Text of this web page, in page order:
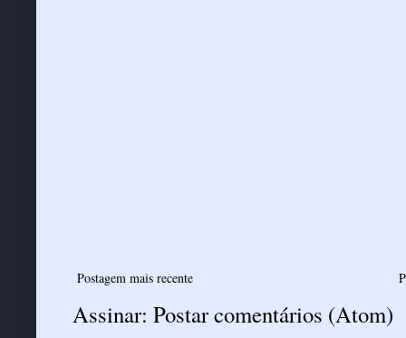
Postagem mais recente
Assinar: Postar comentários (Atom)